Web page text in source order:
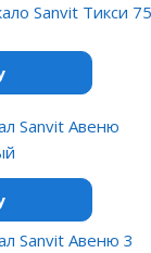
Sanvit Тикси 75
Sanvit Авеню
Sanvit Авеню 3